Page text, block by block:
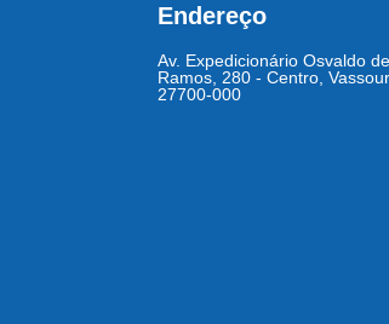
Endereço
Av. Expedicionário Osvaldo
Ramos, 280 - Centro,
27700-000